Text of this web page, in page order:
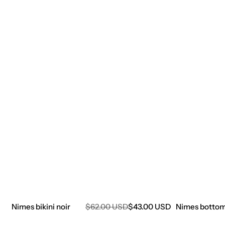
Nimes bikini noir
Prix
$62.00 USD
Prix
$43.00 USD Nimes